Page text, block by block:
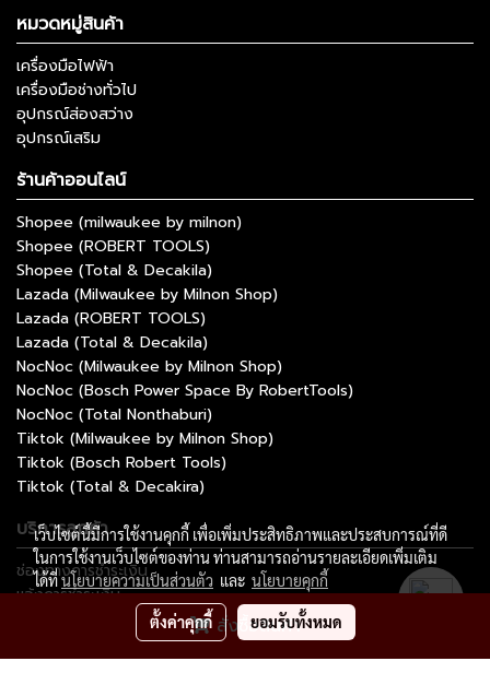
สั่งซื้อสินค้า
หมวดหมู่สินค้า
เครื่องมือไฟฟ้า
เครื่องมือช่างทั่วไป
อุปกรณ์ส่องสว่าง
อุปกรณ์เสริม
ร้านค้าออนไลน์
Shopee (milwaukee by milnon)
Shopee (ROBERT TOOLS)
Shopee (Total & Decakila)
Lazada (Milwaukee by Milnon Shop)
Lazada (ROBERT TOOLS)
Lazada (Total & Decakila)
NocNoc (Milwaukee by Milnon Shop)
NocNoc (Bosch Power Space By RobertTools)
NocNoc (Total Nonthaburi)
Tiktok (Milwaukee by Milnon Shop)
Tiktok (Bosch Robert Tools)
Tiktok (Total & Decakira)
บริการลูกค้า
ช่องทางการชำระเงิน
แจ้งการชำระเงิน
ติดตามสถานะการสั่งซื้อ
เว็บไซต์นี้มีการใช้งานคุกกี้ เพื่อเพิ่มประสิทธิภาพและประสบการณ์ที่ดี
ในการใช้งานเว็บไซต์ของท่าน ท่านสามารถอ่านรายละเอียดเพิ่มเติม
ได้ที่นโยบายความเป็นส่วนตัว และ นโยบายคุกกี้
ตั้งค่าคุกกี้ ยอมรับทั้งหมด